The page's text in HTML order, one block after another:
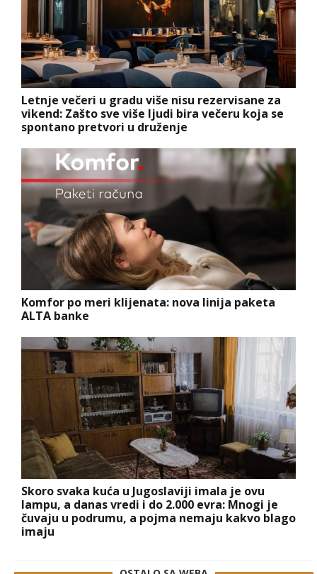
Letnje večeri u gradu više nisu rezervisane za
vikend: Zašto sve više ljudi bira večeru koja se
spontano pretvori u druženje
Komfor po meri klijenata: nova linija paketa
ALTA banke
Skoro svaka kuća u Jugoslaviji imala je ovu
lampu, a danas vredi i do 2.000 evra: Mnogi je
čuvaju u podrumu, a pojma nemaju kakvo blago
imaju